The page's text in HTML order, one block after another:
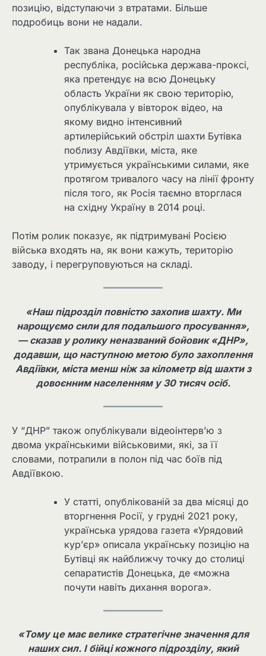
позицію, відступаючи з втратами. Більше
подробиць вони не надали.
Так звана Донецька народна
республіка, російська держава-проксі,
яка претендує на всю Донецьку
область України як свою територію,
опублікувала у вівторок відео, на
якому видно інтенсивний
артилерійський обстріл шахти Бутівка
поблизу Авдіївки, міста, яке
утримується українськими силами, яке
протягом тривалого часу на лінії фронту
після того, як Росія таємно вторглася
на східну Україну в 2014 році.
Потім ролик показує, як підтримувані Росією
війська входять на, як вони кажуть, територію
заводу, і перегруповуються на складі.
«Наш підрозділ повністю захопив шахту. Ми
нарощуємо сили для подальшого просування»,
— сказав у ролику неназваний бойовик «ДНР»,
додавши, що наступною метою було захоплення
Авдіївки, міста менш ніж за кілометр від шахти з
довоєнним населенням у 30 тисяч осіб.
У “ДНР” також опублікували відеоінтерв’ю з
двома українськими військовими, які, за її
словами, потрапили в полон під час боїв під
Авдіївкою.
У статті, опублікованій за два місяці до
вторгнення Росії, у грудні 2021 року,
українська урядова газета «Урядовий
кур’єр» описала українську позицію на
Бутівці як найближчу точку до столиці
сепаратистів Донецька, де «можна
почути навіть дихання ворога».
«Тому це має велике стратегічне значення для
наших сил. І бійці кожного підрозділу, який